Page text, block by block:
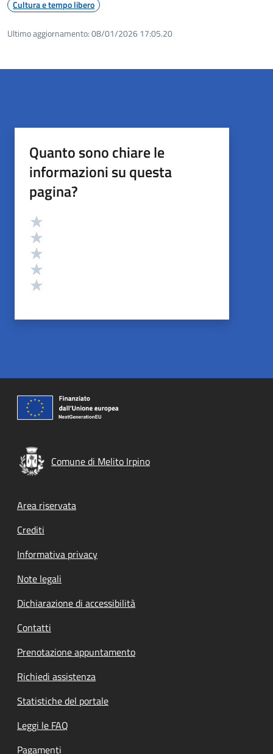
Cultura e tempo libero
Ultimo aggiornamento:08/01/2026 17:05.20
Quanto sono chiare le
informazioni su questa
pagina?
Valutazione
Comune di Melito Irpino
Footer menu
Area riservata
Crediti
Informativa privacy
Note legali
Dichiarazione di accessibilità
Contatti
Prenotazione appuntamento
Richiedi assistenza
Statistiche del portale
Leggi le FAQ
Pagamenti